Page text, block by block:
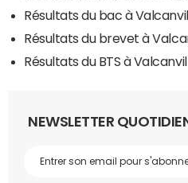
Résultats du bac à
Résultats du brevet à
Résultats du BTS à
NEWSLETTER